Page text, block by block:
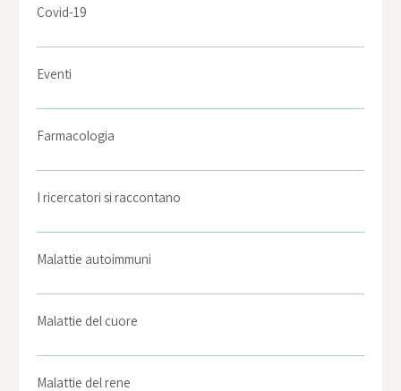
Covid-19
Eventi
Farmacologia
I ricercatori si raccontano
Malattie autoimmuni
Malattie del cuore
Malattie del rene